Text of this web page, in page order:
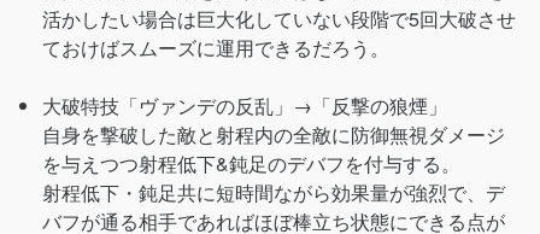
活かしたい場合は巨大化していない段階で5回大破させ
ておけばスムーズに運用できるだろう。
大破特技「ヴァンデの反乱」→「反撃の狼煙」
自身を撃破した敵と射程内の全敵に防御無視ダメージ
を与えつつ射程低下&鈍足のデバフを付与する。
射程低下・鈍足共に短時間ながら効果量が強烈で、デ
バフが通る相手であればほぼ棒立ち状態にできる点が